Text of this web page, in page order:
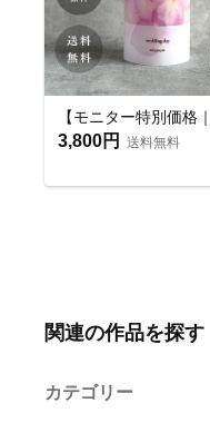
3,800円 送料無料
関連の作品を探す
カテゴリー